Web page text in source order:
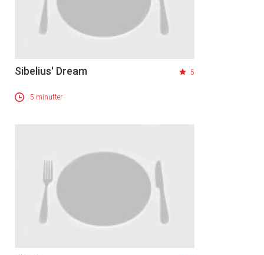
Sibelius' Dream 5
5 minutter